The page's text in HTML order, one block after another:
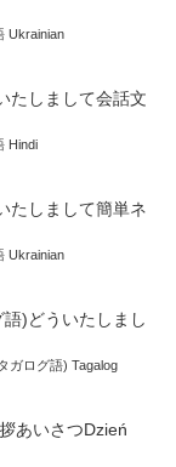
Ukrainian
たしまして会話文
Hindi
たしまして簡単ネ
Ukrainian
)どういたしまし
ガログ語) Tagalog
あいさつDzień